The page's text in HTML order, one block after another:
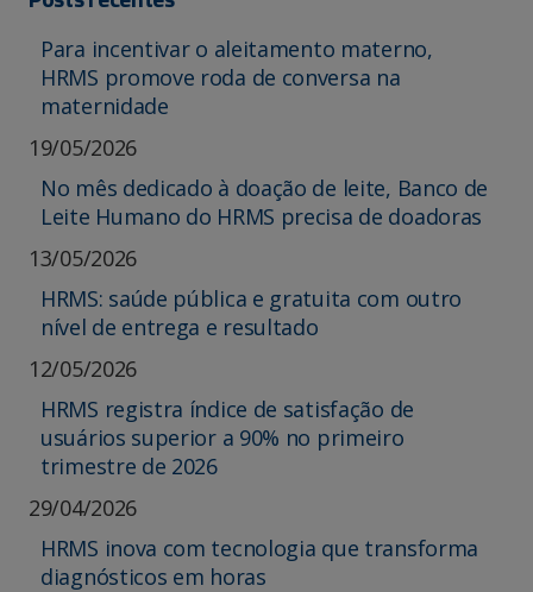
Para incentivar o aleitamento materno,
HRMS promove roda de conversa na
maternidade
19/05/2026
No mês dedicado à doação de leite, Banco de
Leite Humano do HRMS precisa de doadoras
13/05/2026
HRMS: saúde pública e gratuita com outro
nível de entrega e resultado
12/05/2026
HRMS registra índice de satisfação de
usuários superior a 90% no primeiro
trimestre de 2026
29/04/2026
HRMS inova com tecnologia que transforma
diagnósticos em horas